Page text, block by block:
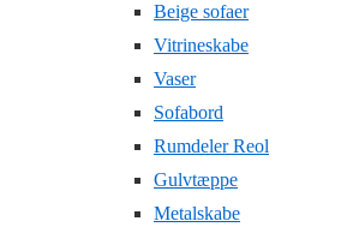
Beige sofaer
Vitrineskabe
Vaser
Sofabord
Rumdeler Reol
Gulvtæppe
Metalskabe